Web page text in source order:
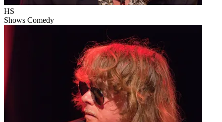
HS
Shows Comedy